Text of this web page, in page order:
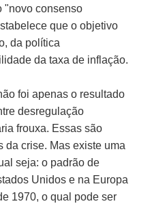
"novo consenso
que o objetivo
da política
da taxa de inflação.
foi apenas o resultado
desregulação
frouxa. Essas são
da crise. Mas existe uma
seja: o padrão de
Unidos e na Europa
1970, o qual pode ser